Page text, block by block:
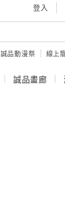
登入
誠品動漫祭 線上
誠品畫廊